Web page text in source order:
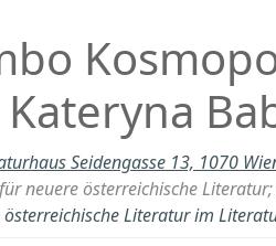
Seidengasse 13, 1070
neuere österreichische
Literatur im